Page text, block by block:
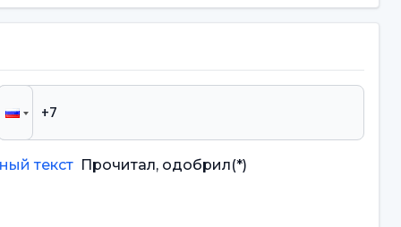
текст Прочитал, одобрил(*)